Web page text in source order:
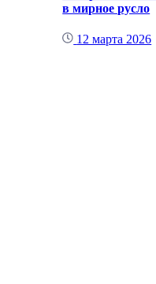
в мирное русло
12 марта 2026